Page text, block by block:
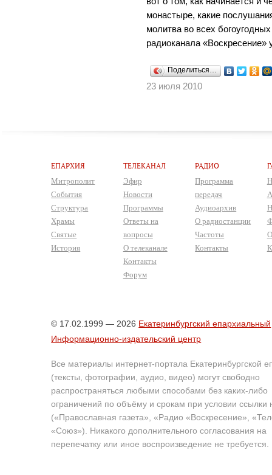
монастыре, какие
молитва во всех
радиоканала «Воскресение»
Поделиться…
23 июля 2010
ЕПАРХИЯ
Митрополит
События
Структура
Храмы
Святые
История
ТЕЛЕКАНАЛ
Эфир
Новости
Программы
Ответы на
вопросы
О телеканале
Контакты
Форум
РАДИО
Программа
передач
Аудиоархив
О радиостанции
Частоты
Контакты
© 17.02.1999 — 2026 Екатеринбургский епархиальный
Информационно-издательский центр
Все материалы интернет-портала Екатеринбургской
(тексты, фотографии, аудио, видео) могут свободно
распространяться любыми способами без каких-либо
ограничений по объёму и срокам при условии ссылки
(«Православная газета», «Радио «Воскресение»,
«Союз»). Никакого дополнительного согласования на
перепечатку или иное воспроизведение не требуется.